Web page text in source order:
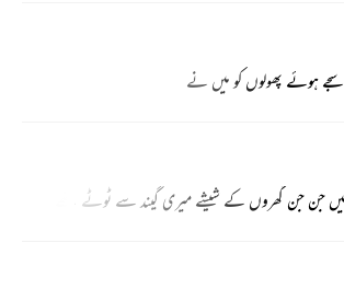
ہوئے پھولوں کو میں نے
میں جن جن گھروں کے شیشے میری گیند سے ٹوٹے تھے